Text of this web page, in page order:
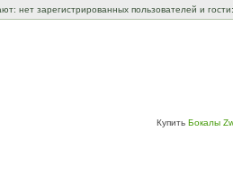
нет зарегистрированных пользователей и
Купить Бокалы